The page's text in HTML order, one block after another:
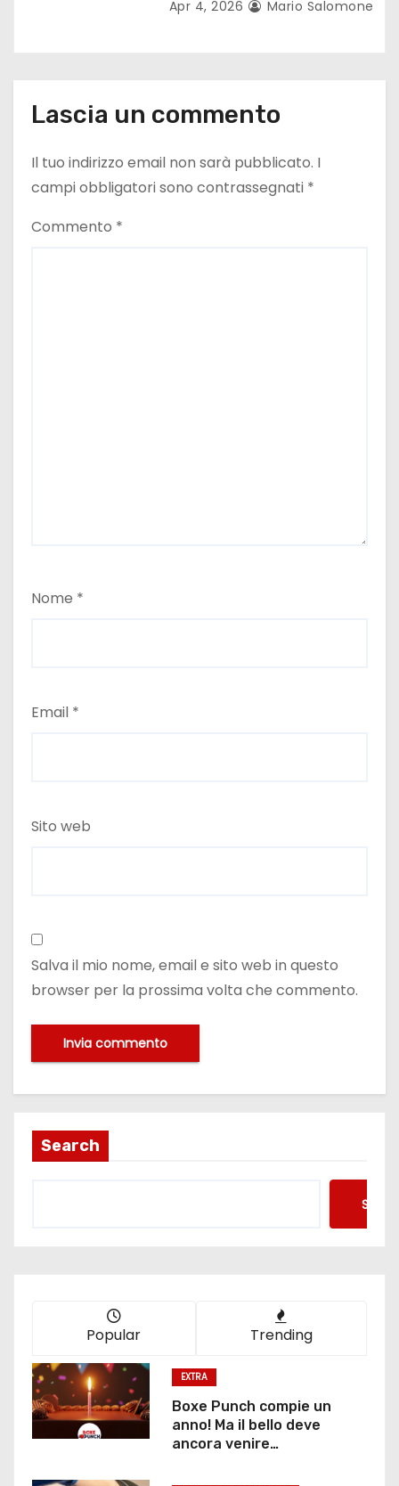
Apr 4, 2026 Mario Salomone
Lascia un commento
Il tuo indirizzo email non sarà pubblicato. I
campi obbligatori sono contrassegnati *
Commento *
Nome *
Email *
Sito web
Salva il mio nome, email e sito web in questo
browser per la prossima volta che commento.
Search
Popular Trending
EXTRA
Boxe Punch compie un
anno! Ma il bello deve
ancora venire…